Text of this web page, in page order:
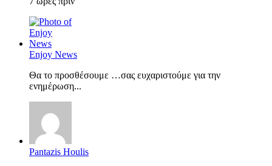
Enjoy News
Θα το προσθέσουμε …σας ευχαριστούμε για την
ενημέρωση...
Pantazis Houlis